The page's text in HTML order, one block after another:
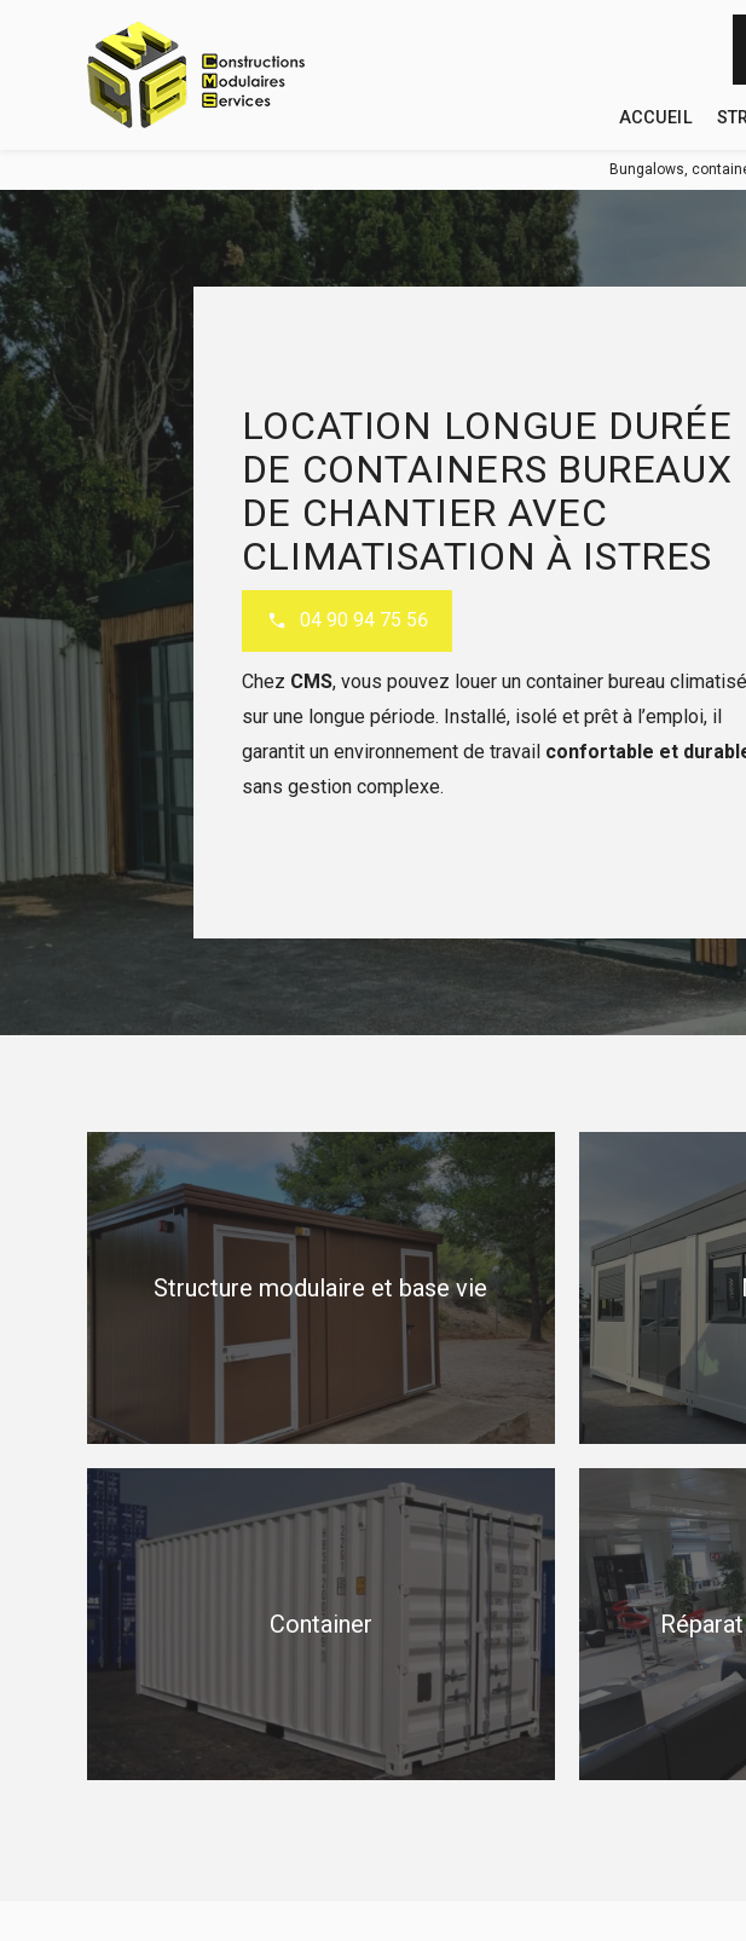
ACCUEIL
Bungalows,
LOCATION LONGUE DURÉE
DE CONTAINERS BUREAUX
DE CHANTIER AVEC
CLIMATISATION À ISTRES
04 90 94 75 56
Chez CMS, vous pouvez louer un container bureau climatisé
sur une longue période. Installé, isolé et prêt à l’emploi, il
garantit un environnement de travail confortable et
sans gestion complexe.
Structure modulaire et base vie
Container